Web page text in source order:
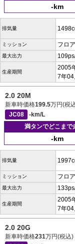
-km
排気量
ミッション フロ
最大出力
生産期間
2005
7年04
2.0 20M
新車時価格199.5万円(税
JC08
-km/L
満タンでどこまで
-km
排気量
ミッション フロ
最大出力
生産期間
2005
7年04
2.0 20G
新車時価格231万円(税込)